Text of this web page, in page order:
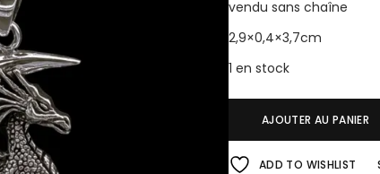
vendu sans chaîne
2,9×0,4×3,7cm
1 en stock
AJOUTER AU PANIER
ADD TO WISHLIST